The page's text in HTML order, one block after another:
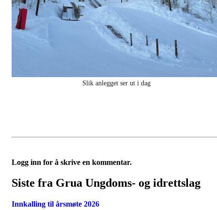
Slik anlegget ser ut i dag
Logg inn for å skrive en kommentar.
Siste fra Grua Ungdoms- og idrettslag
Innkalling til årsmøte 2026